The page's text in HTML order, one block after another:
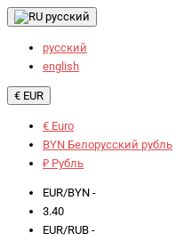
русский
русский
english
€ EUR
€ Euro
BYN Белорусский рубль
₽ Рубль
EUR/BYN -
3.40
EUR/RUB -